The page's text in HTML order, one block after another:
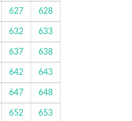
627 628
632 633
637 638
642 643
647 648
652 653